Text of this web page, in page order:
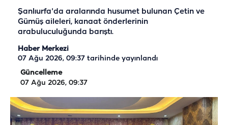
Şanlıurfa'da aralarında husumet bulunan Çetin ve
Gümüş aileleri, kanaat önderlerinin
arabuluculuğunda barıştı.
Haber Merkezi
07 Ağu 2026, 09:37 tarihinde yayınlandı
Güncelleme
07 Ağu 2026, 09:37